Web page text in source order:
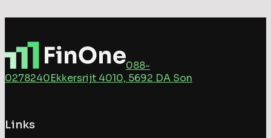
088-
0278240Ekkersrijt 4010, 5692 DA Son
Links